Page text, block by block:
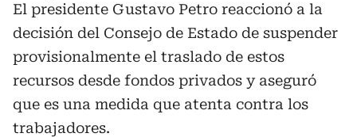
El presidente Gustavo Petro reaccionó a la
decisión del Consejo de Estado de suspender
provisionalmente el traslado de estos
recursos desde fondos privados y aseguró
que es una medida que atenta contra los
trabajadores.